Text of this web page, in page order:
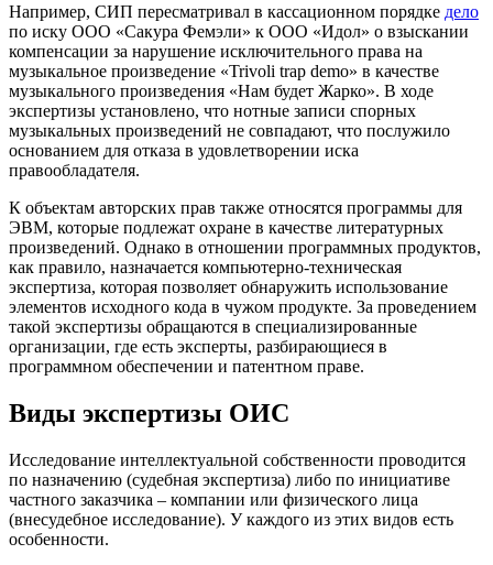
Например, СИП пересматривал в кассационном порядке дело
по иску ООО «Сакура Фемэли» к ООО «Идол» о взыскании
компенсации за нарушение исключительного права на
музыкальное произведение «Trivoli trap demo» в качестве
музыкального произведения «Нам будет Жарко». В ходе
экспертизы установлено, что нотные записи спорных
музыкальных произведений не совпадают, что послужило
основанием для отказа в удовлетворении иска
правообладателя.
К объектам авторских прав также относятся программы для
ЭВМ, которые подлежат охране в качестве литературных
произведений. Однако в отношении программных продуктов,
как правило, назначается компьютерно-техническая
экспертиза, которая позволяет обнаружить использование
элементов исходного кода в чужом продукте. За проведением
такой экспертизы обращаются в специализированные
организации, где есть эксперты, разбирающиеся в
программном обеспечении и патентном праве.
Виды экспертизы ОИС
Исследование интеллектуальной собственности проводится
по назначению (судебная экспертиза) либо по инициативе
частного заказчика – компании или физического лица
(внесудебное исследование). У каждого из этих видов есть
особенности.